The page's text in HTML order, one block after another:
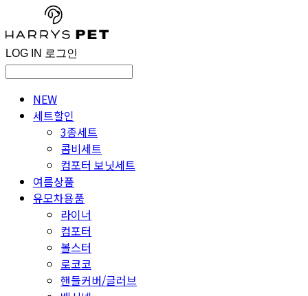
LOG IN 로그인
NEW
세트할인
3종세트
콤비세트
컴포터 보닛세트
여름상품
유모차용품
라이너
컴포터
볼스터
로코코
핸들커버/글러브